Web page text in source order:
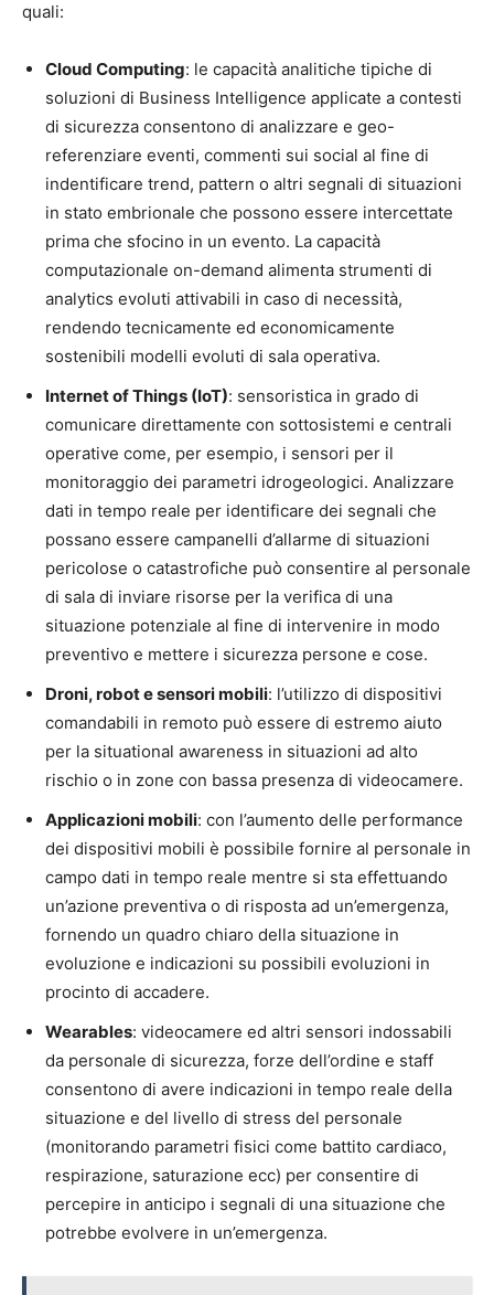
quali:
Cloud Computing: le capacità analitiche tipiche di
soluzioni di Business Intelligence applicate a contesti
di sicurezza consentono di analizzare e geo-
referenziare eventi, commenti sui social al fine di
indentificare trend, pattern o altri segnali di situazioni
in stato embrionale che possono essere intercettate
prima che sfocino in un evento. La capacità
computazionale on-demand alimenta strumenti di
analytics evoluti attivabili in caso di necessità,
rendendo tecnicamente ed economicamente
sostenibili modelli evoluti di sala operativa.
Internet of Things (IoT): sensoristica in grado di
comunicare direttamente con sottosistemi e centrali
operative come, per esempio, i sensori per il
monitoraggio dei parametri idrogeologici. Analizzare
dati in tempo reale per identificare dei segnali che
possano essere campanelli d’allarme di situazioni
pericolose o catastrofiche può consentire al personale
di sala di inviare risorse per la verifica di una
situazione potenziale al fine di intervenire in modo
preventivo e mettere i sicurezza persone e cose.
Droni, robot e sensori mobili: l’utilizzo di dispositivi
comandabili in remoto può essere di estremo aiuto
per la situational awareness in situazioni ad alto
rischio o in zone con bassa presenza di videocamere.
Applicazioni mobili: con l’aumento delle performance
dei dispositivi mobili è possibile fornire al personale in
campo dati in tempo reale mentre si sta effettuando
un’azione preventiva o di risposta ad un’emergenza,
fornendo un quadro chiaro della situazione in
evoluzione e indicazioni su possibili evoluzioni in
procinto di accadere.
Wearables: videocamere ed altri sensori indossabili
da personale di sicurezza, forze dell’ordine e staff
consentono di avere indicazioni in tempo reale della
situazione e del livello di stress del personale
(monitorando parametri fisici come battito cardiaco,
respirazione, saturazione ecc) per consentire di
percepire in anticipo i segnali di una situazione che
potrebbe evolvere in un’emergenza.